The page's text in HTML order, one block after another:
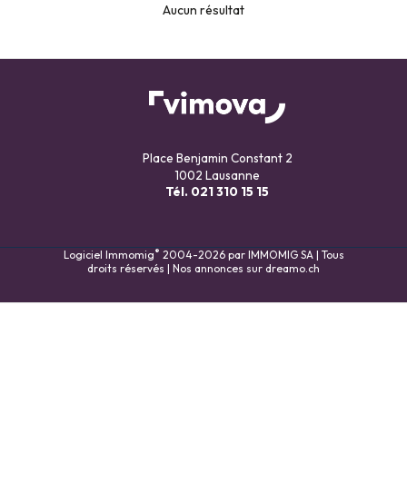
Aucun résultat
Place Benjamin Constant 2
1002 Lausanne
Tél. 021 310 15 15
Logiciel Immomig® 2004-2026 par IMMOMIG SA | Tous
droits réservés | Nos annonces sur dreamo.ch